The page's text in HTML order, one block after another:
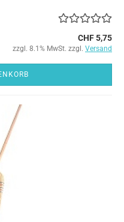
CHF 5,75
zzgl. 8.1% MwSt. zzgl. Versand